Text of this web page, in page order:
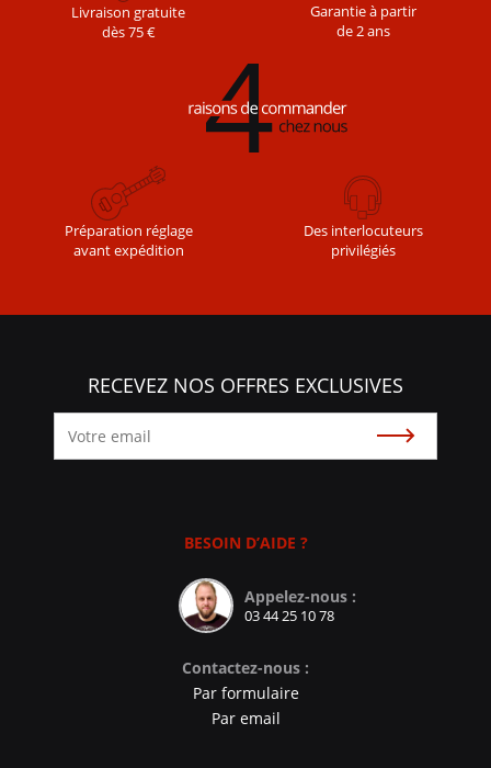
Livraison gratuite
dès 75 €
Garantie à partir
de 2 ans
Préparation réglage
avant expédition
Des interlocuteurs
privilégiés
RECEVEZ NOS OFFRES EXCLUSIVES
Souscrire
BESOIN D’AIDE ?
Appelez-nous :
03 44 25 10 78
Contactez-nous :
Par formulaire
Par email